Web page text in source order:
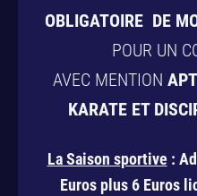
OBLIGATOIRE DE
POUR UN
AVEC MENTION
KARATE ET
La Saison sportive :
Euros plus 6 Euros